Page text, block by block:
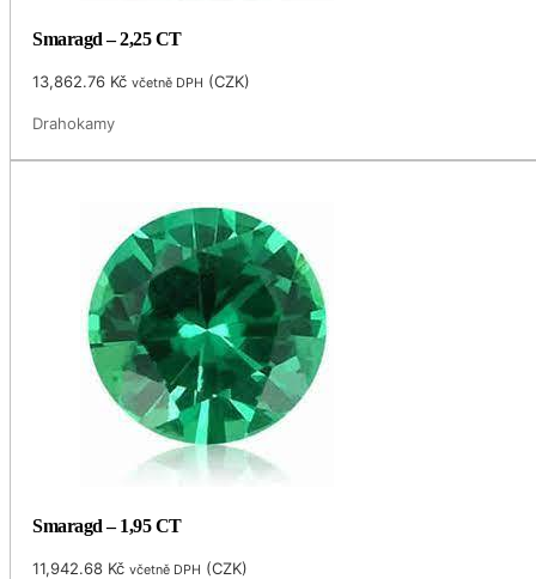
Smaragd – 2,25 CT
13,862.76 Kč včetně DPH (CZK)
Drahokamy
Smaragd – 1,95 CT
11,942.68 Kč včetně DPH (CZK)